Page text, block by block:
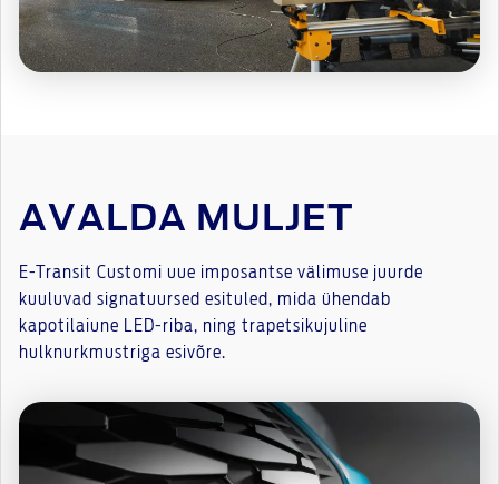
AVALDA MULJET
E-Transit Customi uue imposantse välimuse juurde
kuuluvad signatuursed esituled, mida ühendab
kapotilaiune LED-riba, ning trapetsikujuline
hulknurkmustriga esivõre.